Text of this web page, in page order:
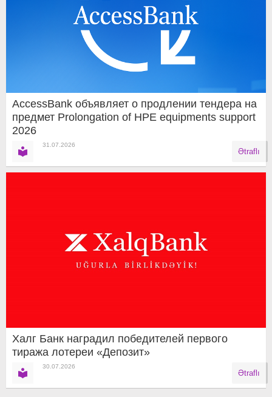
AccessBank объявляет о продлении тендера на
предмет Prolongation of HPE equipments support
2026
31.07.2026
Ətraflı
Халг Банк наградил победителей первого
тиража лотереи «Депозит»
30.07.2026
Ətraflı